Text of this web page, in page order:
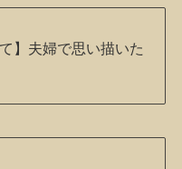
】夫婦で思い描いた